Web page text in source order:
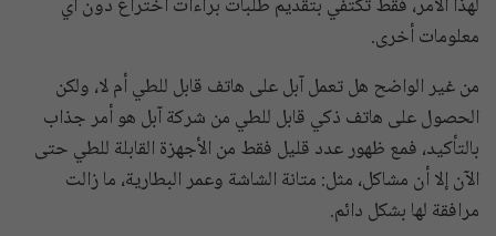
لهذا الأمر، فقط تكتفي بتقديم طلبات براءات اختراع دون أي
معلومات أخرى.
من غير الواضح هل تعمل آبل على هاتف قابل للطي أم لا، ولكن
الحصول على هاتف ذكي قابل للطي من شركة آبل هو أمر جذاب
بالتأكيد، فمع ظهور عدد قليل فقط من الأجهزة القابلة للطي حتى
الآن إلا أن مشاكل، مثل: متانة الشاشة وعمر البطارية، ما زالت
مرافقة لها بشكل دائم.